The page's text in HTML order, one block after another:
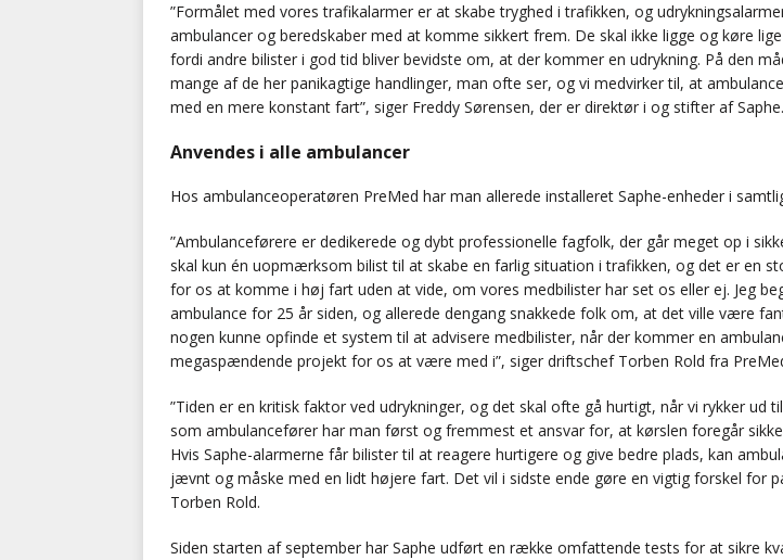
”Formålet med vores trafikalarmer er at skabe tryghed i trafikken, og
ambulancer og beredskaber med at komme sikkert frem. De skal ikke ligge og køre
fordi andre bilister i god tid bliver bevidste om, at der kommer en udrykning. På den
mange af de her panikagtige handlinger, man ofte ser, og vi medvirker til, at
med en mere konstant fart”, siger Freddy Sørensen, der er direktør i og stifter af Saphe.
Anvendes i alle ambulancer
Hos ambulanceoperatøren PreMed har man allerede installeret Saphe-enheder i
”Ambulanceførere er dedikerede og dybt professionelle fagfolk, der går meget op i
skal kun én uopmærksom bilist til at skabe en farlig situation i trafikken, og det er en
for os at komme i høj fart uden at vide, om vores medbilister har set os eller ej. Jeg
ambulance for 25 år siden, og allerede dengang snakkede folk om, at det ville være
nogen kunne opfinde et system til at advisere medbilister, når der kommer en
megaspændende projekt for os at være med i”, siger driftschef Torben Rold fra
”Tiden er en kritisk faktor ved udrykninger, og det skal ofte gå hurtigt, når vi rykker ud
som ambulancefører har man først og fremmest et ansvar for, at kørslen foregår
Hvis Saphe-alarmerne får bilister til at reagere hurtigere og give bedre plads, kan
jævnt og måske med en lidt højere fart. Det vil i sidste ende gøre en vigtig forskel for
Torben Rold.
Siden starten af september har Saphe udført en række omfattende tests for at sikre